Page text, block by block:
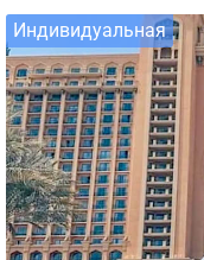
Индивидуальная